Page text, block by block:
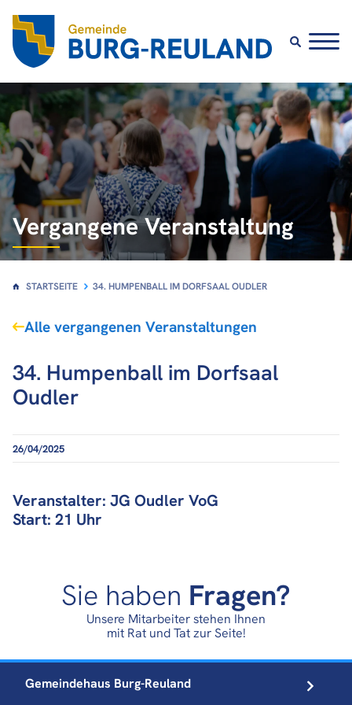
Vergangene Veranstaltung
STARTSEITE 34. HUMPENBALL IM DORFSAAL OUDLER
Alle vergangenen Veranstaltungen
34. Humpenball im Dorfsaal
Oudler
26/04/2025
Veranstalter: JG Oudler VoG
Start: 21 Uhr
Sie haben Fragen?
Unsere Mitarbeiter stehen Ihnen
mit Rat und Tat zur Seite!
Gemeindehaus Burg-Reuland